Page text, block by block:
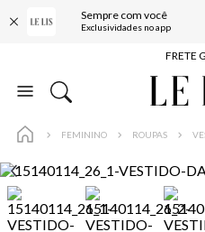
Sempre com você
Exclusividades no appENTREGA
FRETE
BAIXE
FEMININO ROUPAS